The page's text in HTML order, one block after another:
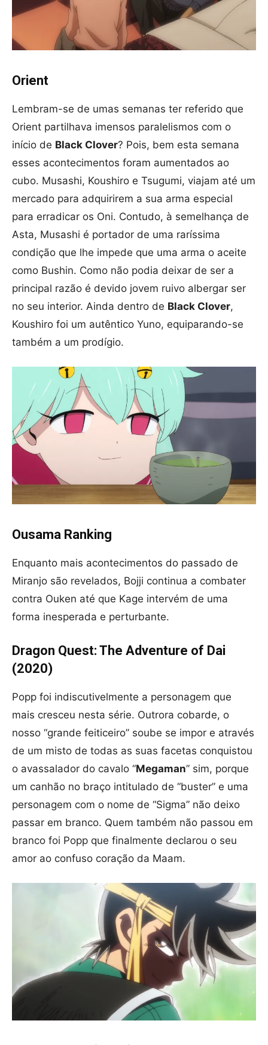
Orient
Lembram-se de umas semanas ter referido que
Orient partilhava imensos paralelismos com o
início de Black Clover? Pois, bem esta semana
esses acontecimentos foram aumentados ao
cubo. Musashi, Koushiro e Tsugumi, viajam até um
mercado para adquirirem a sua arma especial
para erradicar os Oni. Contudo, à semelhança de
Asta, Musashi é portador de uma raríssima
condição que lhe impede que uma arma o aceite
como Bushin. Como não podia deixar de ser a
principal razão é devido jovem ruivo albergar ser
no seu interior. Ainda dentro de Black Clover,
Koushiro foi um autêntico Yuno, equiparando-se
também a um prodígio.
Ousama Ranking
Enquanto mais acontecimentos do passado de
Miranjo são revelados, Bojji continua a combater
contra Ouken até que Kage intervém de uma
forma inesperada e perturbante.
Dragon Quest: The Adventure of Dai
(2020)
Popp foi indiscutivelmente a personagem que
mais cresceu nesta série. Outrora cobarde, o
nosso “grande feiticeiro” soube se impor e através
de um misto de todas as suas facetas conquistou
o avassalador do cavalo “Megaman” sim, porque
um canhão no braço intitulado de “buster” e uma
personagem com o nome de “Sigma” não deixo
passar em branco. Quem também não passou em
branco foi Popp que finalmente declarou o seu
amor ao confuso coração da Maam.